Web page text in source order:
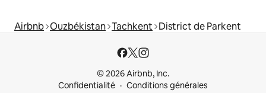
Airbnb Ouzbékistan Tachkent District de Parkent
© 2026 Airbnb, Inc.
Confidentialité
Conditions générales